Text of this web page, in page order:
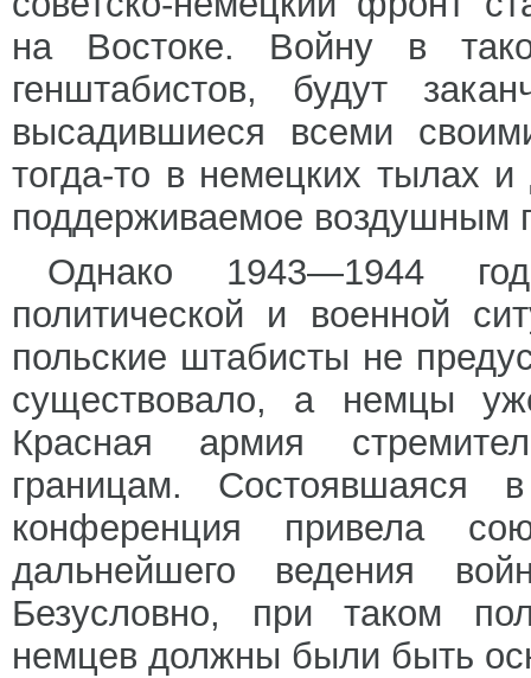
на Востоке. Войну в
генштабистов, будут
высадившиеся всеми
тогда-то в немецких тылах
поддерживаемое воздушным
Однако 1943—1944
политической и военной
польские штабисты не
существовало, а немцы
Красная армия
границам. Состоявшаяся
конференция привела
дальнейшего ведения
Безусловно, при таком
немцев должны были быть